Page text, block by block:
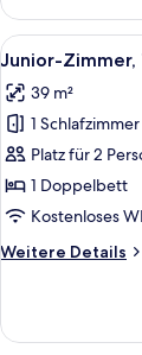
Vierbettzimmer
Alle
Fotos
für
Junior-
Zimmer,
1
Doppelbett
3
Junior-
39 m²
1 Schlafzimmer
Platz für 2
1 Doppelbett
Kostenloses
Weitere Details
Weitere
Zimmer,